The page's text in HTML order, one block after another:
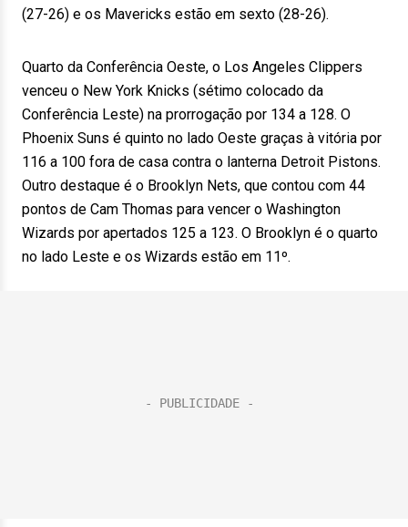
(27-26) e os Mavericks estão em sexto (28-26).
Quarto da Conferência Oeste, o Los Angeles Clippers
venceu o New York Knicks (sétimo colocado da
Conferência Leste) na prorrogação por 134 a 128. O
Phoenix Suns é quinto no lado Oeste graças à vitória por
116 a 100 fora de casa contra o lanterna Detroit Pistons.
Outro destaque é o Brooklyn Nets, que contou com 44
pontos de Cam Thomas para vencer o Washington
Wizards por apertados 125 a 123. O Brooklyn é o quarto
no lado Leste e os Wizards estão em 11º.